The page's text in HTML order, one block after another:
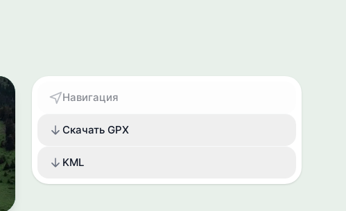
Навигация
Скачать GPX
KML